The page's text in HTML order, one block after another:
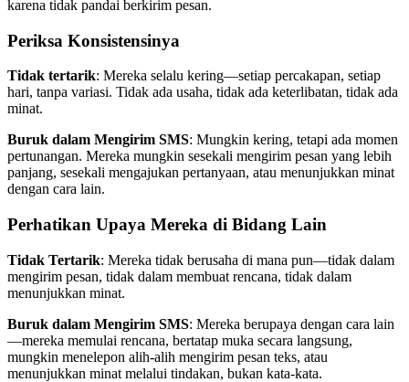
karena tidak pandai berkirim pesan.
Periksa Konsistensinya
Tidak tertarik: Mereka selalu kering—setiap percakapan, setiap
hari, tanpa variasi. Tidak ada usaha, tidak ada keterlibatan, tidak ada
minat.
Buruk dalam Mengirim SMS: Mungkin kering, tetapi ada momen
pertunangan. Mereka mungkin sesekali mengirim pesan yang lebih
panjang, sesekali mengajukan pertanyaan, atau menunjukkan minat
dengan cara lain.
Perhatikan Upaya Mereka di Bidang Lain
Tidak Tertarik: Mereka tidak berusaha di mana pun—tidak dalam
mengirim pesan, tidak dalam membuat rencana, tidak dalam
menunjukkan minat.
Buruk dalam Mengirim SMS: Mereka berupaya dengan cara lain
—mereka memulai rencana, bertatap muka secara langsung,
mungkin menelepon alih-alih mengirim pesan teks, atau
menunjukkan minat melalui tindakan, bukan kata-kata.